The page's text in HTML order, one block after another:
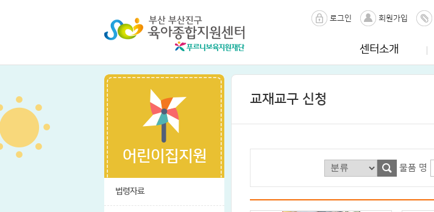
로그인 회원가입
센터소개
어린이집지원
법령자료
교재교구 신청
물품 명